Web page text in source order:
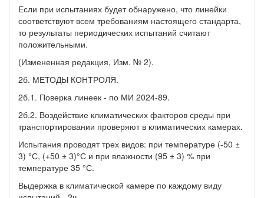
Если при испытаниях будет обнаружено, что линейки
соответствуют всем требованиям настоящего стандарта,
то результаты периодических испытаний считают
положительными.
(Измененная редакция, Изм. № 2).
2б. МЕТОДЫ КОНТРОЛЯ.
2б.1. Поверка линеек - по МИ 2024-89.
2б.2. Воздействие климатических факторов среды при
транспортировании проверяют в климатических камерах.
Испытания проводят трех видов: при температуре (-50 ±
3) °С, (+50 ± 3)°С и при влажности (95 ± 3) % при
температуре 35 °С.
Выдержка в климатической камере по каждому виду